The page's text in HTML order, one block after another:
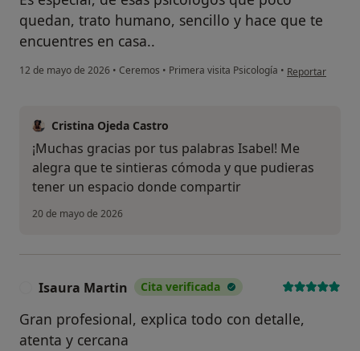
quedan, trato humano, sencillo y hace que te
encuentres en casa..
12 de mayo de 2026 • Ceremos • Primera visita Psicología • en opinión del
Reportar
Cristina Ojeda Castro
¡Muchas gracias por tus palabras Isabel! Me
alegra que te sintieras cómoda y que pudieras
tener un espacio donde compartir
20 de mayo de 2026
Isaura Martin Cita verificada
Gran profesional, explica todo con detalle,
atenta y cercana
¿Alguna vez has usado una app
o chatbot de IA para hablar
sobre un tema emocional o
psicológico?
Sí, una vez
No, pero lo consideraría
No, y no confío en ello